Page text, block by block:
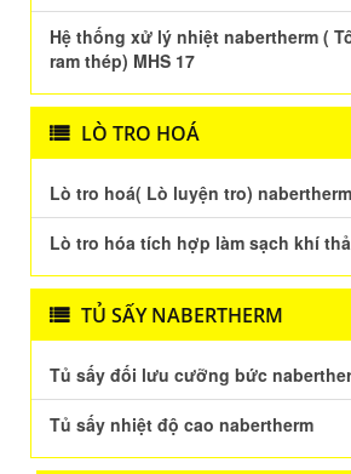
Hệ thống xử lý nhiệt nabertherm (
ram thép) MHS 17
LÒ TRO HOÁ
Lò tro hoá( Lò luyện tro) nabertherm
Lò tro hóa tích hợp làm sạch khí
TỦ SẤY NABERTHERM
Tủ sấy đối lưu cưỡng bức
Tủ sấy nhiệt độ cao nabertherm